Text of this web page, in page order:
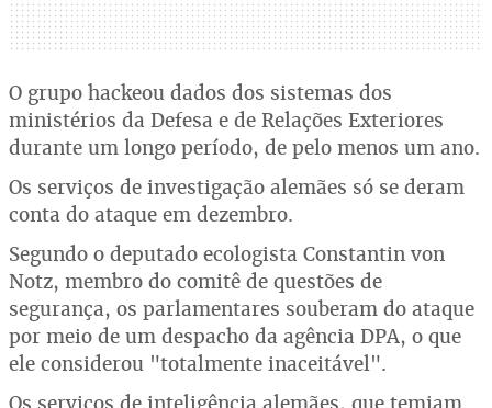
O grupo hackeou dados dos sistemas dos
ministérios da Defesa e de Relações Exteriores
durante um longo período, de pelo menos um ano.
Os serviços de investigação alemães só se deram
conta do ataque em dezembro.
Segundo o deputado ecologista Constantin von
Notz, membro do comitê de questões de
segurança, os parlamentares souberam do ataque
por meio de um despacho da agência DPA, o que
ele considerou "totalmente inaceitável".